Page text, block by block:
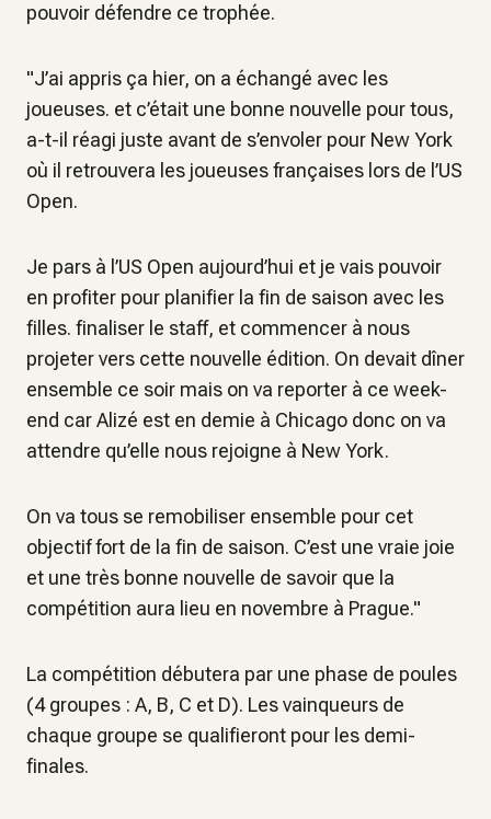
pouvoir défendre ce trophée.
"J’ai appris ça hier, on a échangé avec les
joueuses. et c’était une bonne nouvelle pour tous,
a-t-il réagi juste avant de s’envoler pour New York
où il retrouvera les joueuses françaises lors de l’US
Open.
Je pars à l’US Open aujourd’hui et je vais pouvoir
en profiter pour planifier la fin de saison avec les
filles. finaliser le staff, et commencer à nous
projeter vers cette nouvelle édition. On devait dîner
ensemble ce soir mais on va reporter à ce week-
end car Alizé est en demie à Chicago donc on va
attendre qu’elle nous rejoigne à New York.
On va tous se remobiliser ensemble pour cet
objectif fort de la fin de saison. C’est une vraie joie
et une très bonne nouvelle de savoir que la
compétition aura lieu en novembre à Prague."
La compétition débutera par une phase de poules
(4 groupes : A, B, C et D). Les vainqueurs de
chaque groupe se qualifieront pour les demi-
finales.